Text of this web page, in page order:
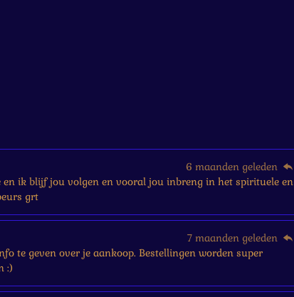
6 maanden geleden
ik blijf jou volgen en vooral jou inbreng in het spirituele en
grt
7 maanden geleden
te geven over je aankoop. Bestellingen worden super
:)